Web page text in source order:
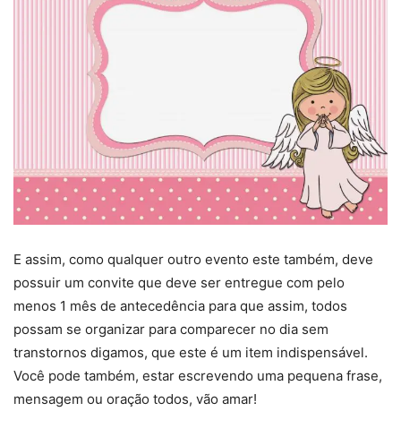
E assim, como qualquer outro evento este também, deve
possuir um convite que deve ser entregue com pelo
menos 1 mês de antecedência para que assim, todos
possam se organizar para comparecer no dia sem
transtornos digamos, que este é um item indispensável.
Você pode também, estar escrevendo uma pequena frase,
mensagem ou oração todos, vão amar!